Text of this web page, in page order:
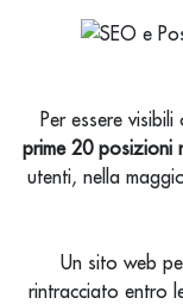
Per essere
prime 20 posizioni
utenti, nella
Un sito web
rintracciato entro